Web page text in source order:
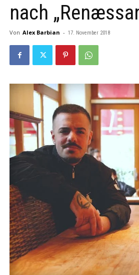
nach
Von Alex Barbian - 17. November 2018